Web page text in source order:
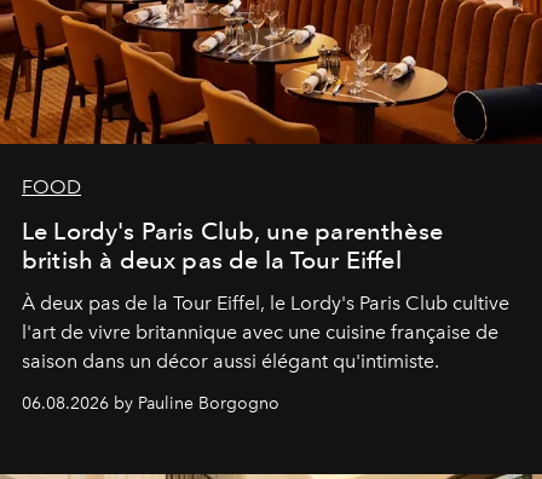
FOOD
Le Lordy's Paris Club, une parenthèse
british à deux pas de la Tour Eiffel
À deux pas de la Tour Eiffel, le Lordy's Paris Club cultive
l'art de vivre britannique avec une cuisine française de
saison dans un décor aussi élégant qu'intimiste.
06.08.2026 by Pauline Borgogno